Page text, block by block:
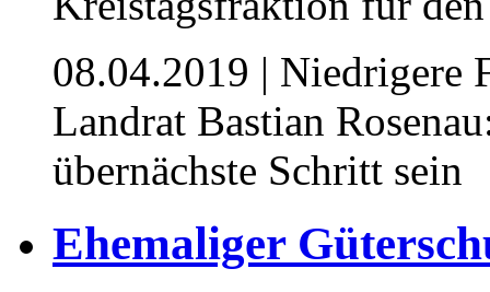
08.04.2019 | Niedrigere
Landrat Bastian
übernächste Schritt sein
Ehemaliger